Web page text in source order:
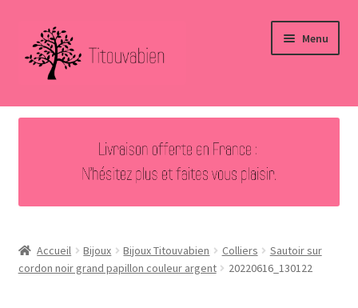
Aller
Aller
contenu
Menu
Accueil
le
enfant
le
Vous avez aimé … Merci !
Accueil Bijoux Bijoux Titouvabien Colliers
Sautoir sur
cordon noir grand papillon couleur argent
20220616_130122